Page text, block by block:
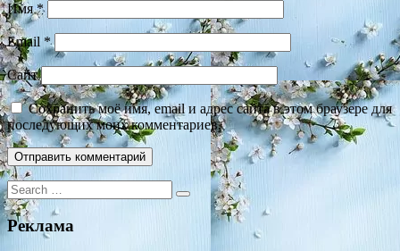
Имя*
Email *
Сайт
Сохранить моё имя, email и адрес сайта в этом браузере для
последующих моих комментариев.
Search
for:
Реклама